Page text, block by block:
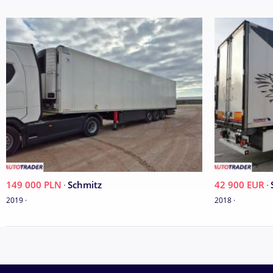
- podłoga aluminiowa,
- zbiornik do paliwa,
- opony rozmiar 38565R 22.5: Apollo Endurace RT2, Pirelli R02
- kompletna dokumentacja.
- 1 oś podnoszona.
Wymiary wewnętrzne:
- długość w m: 14,0
- szerokość w m: 2,6
- wysokość w m: 2,65
- powierzchnia podłogi 33,58 m2
- całkowita powierzchnia wewnętrzna 151,5 m2
paroszczelnym metalowym warstwom kryjącym do nadwozia
149 000 PLN ·Schmitz
2019 ·
42 900 EUR·
2018 ·